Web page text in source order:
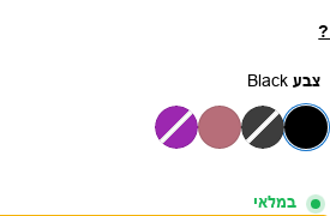
?
צבע Black
במלאי